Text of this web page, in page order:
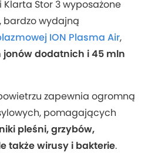
Klarta Stor 3 wyposażone
bardzo wydajną
ION Plasma Air,
dodatnich i 45 mln
zapewnia ogromną
pomagających
pleśni, grzybów,
także wirusy i bakterie.